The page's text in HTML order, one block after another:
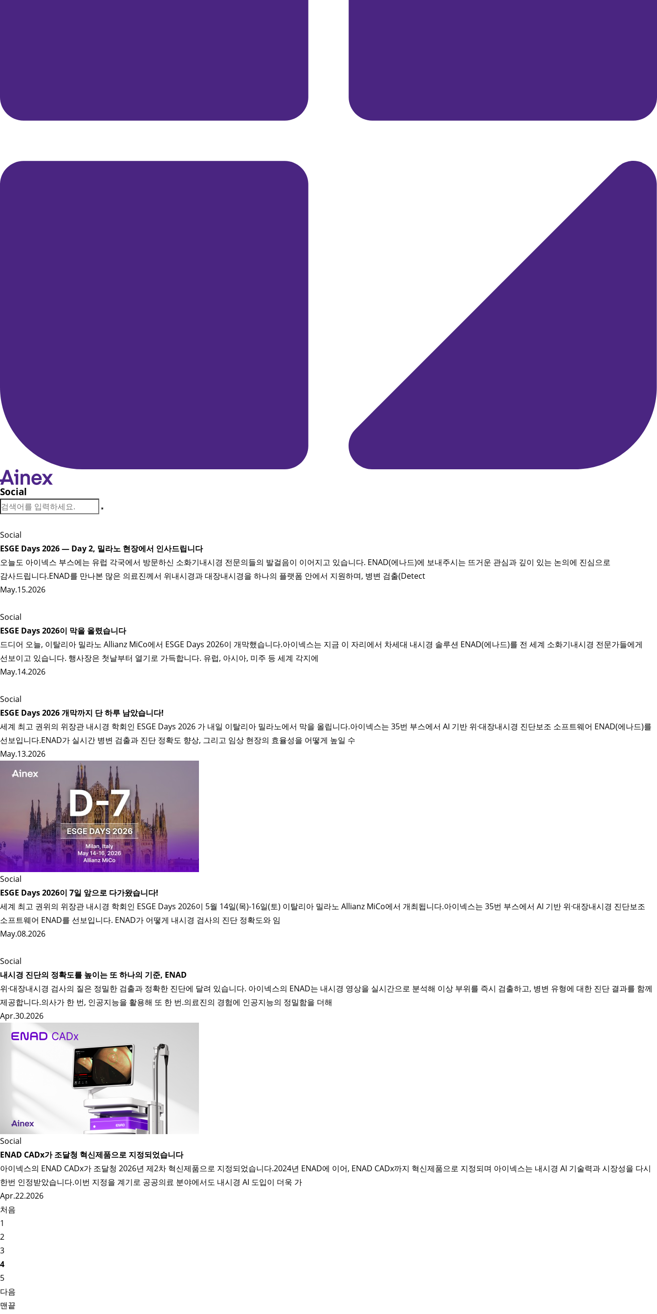
Social
Social
ESGE Days 2026 — Day 2, 밀라노 현장에서 인사드립니다
오늘도 아이넥스 부스에는 유럽 각국에서 방문하신 소화기내시경 전문의들의 발걸음이 이어지고 있습니다. ENAD(에나드)에 보내주시는 뜨거운 관심과 깊이 있는 논의에 진심으로
감사드립니다.ENAD를 만나본 많은 의료진께서 위내시경과 대장내시경을 하나의 플랫폼 안에서 지원하며, 병변 검출(Detect
May.15.2026
Social
ESGE Days 2026이 막을 올렸습니다
드디어 오늘, 이탈리아 밀라노 Allianz MiCo에서 ESGE Days 2026이 개막했습니다.아이넥스는 지금 이 자리에서 차세대 내시경 솔루션 ENAD(에나드)를 전 세계 소화기내시경 전문가들에게
선보이고 있습니다. 행사장은 첫날부터 열기로 가득합니다. 유럽, 아시아, 미주 등 세계 각지에
May.14.2026
Social
ESGE Days 2026 개막까지 단 하루 남았습니다!
세계 최고 권위의 위장관 내시경 학회인 ESGE Days 2026 가 내일 이탈리아 밀라노에서 막을 올립니다.아이넥스는 35번 부스에서 AI 기반 위·대장내시경 진단보조 소프트웨어 ENAD(에나드)를
선보입니다.ENAD가 실시간 병변 검출과 진단 정확도 향상, 그리고 임상 현장의 효율성을 어떻게 높일 수
May.13.2026
Social
ESGE Days 2026이 7일 앞으로 다가왔습니다!
세계 최고 권위의 위장관 내시경 학회인 ESGE Days 2026이 5월 14일(목)-16일(토) 이탈리아 밀라노 Allianz MiCo에서 개최됩니다.아이넥스는 35번 부스에서 AI 기반 위·대장내시경 진단보조
소프트웨어 ENAD를 선보입니다. ENAD가 어떻게 내시경 검사의 진단 정확도와 임
May.08.2026
Social
내시경 진단의 정확도를 높이는 또 하나의 기준, ENAD
위·대장내시경 검사의 질은 정밀한 검출과 정확한 진단에 달려 있습니다. 아이넥스의 ENAD는 내시경 영상을 실시간으로 분석해 이상 부위를 즉시 검출하고, 병변 유형에 대한 진단 결과를 함께
제공합니다.의사가 한 번, 인공지능을 활용해 또 한 번.의료진의 경험에 인공지능의 정밀함을 더해
Apr.30.2026
Social
ENAD CADx가 조달청 혁신제품으로 지정되었습니다
아이넥스의 ENAD CADx가 조달청 2026년 제2차 혁신제품으로 지정되었습니다.2024년 ENAD에 이어, ENAD CADx까지 혁신제품으로 지정되며 아이넥스는 내시경 AI 기술력과 시장성을 다시
한번 인정받았습니다.이번 지정을 계기로 공공의료 분야에서도 내시경 AI 도입이 더욱 가
Apr.22.2026
처음
1
2
3
4
5
다음
맨끝